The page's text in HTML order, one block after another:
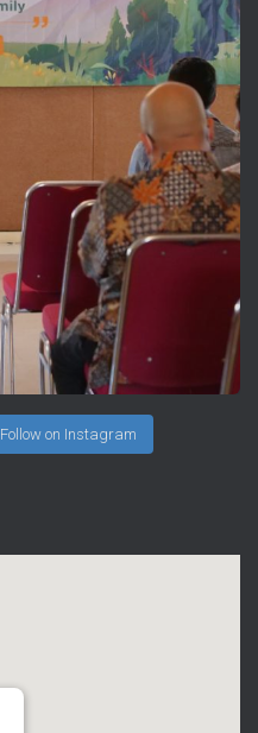
Follow on Instagram